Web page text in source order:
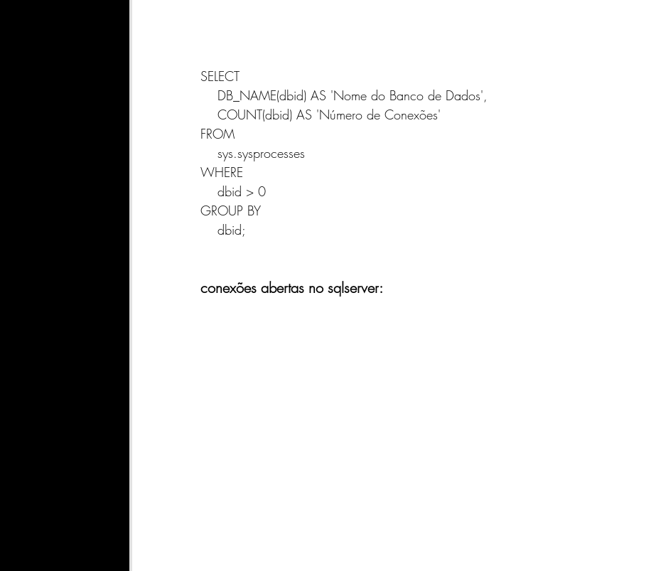
SELECT
    DB_NAME(dbid) AS 'Nome do Banco de Dados',
    COUNT(dbid) AS 'Número de Conexões'
FROM
    sys.sysprocesses
WHERE
    dbid > 0
GROUP BY
    dbid;
conexões abertas no sqlserver: